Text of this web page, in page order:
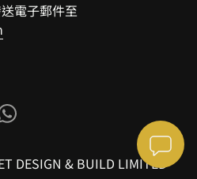
電子郵件至
DESIGN & BUILD LIMITED